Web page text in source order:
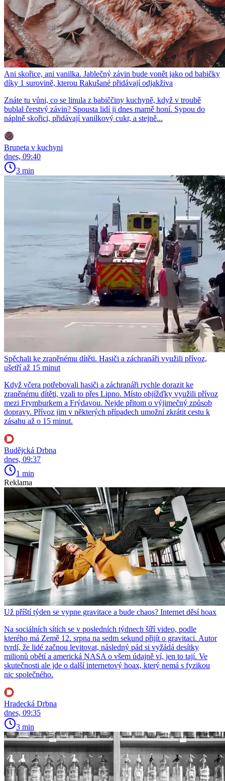
Ani skořice, ani vanilka. Jablečný závin bude vonět jako od babičky
díky 1 surovině, kterou Rakušané přidávají odjakživa
Znáte tu vůni, co se linula z babiččiny kuchyně, když v troubě
bublal čerstvý závin? Spousta lidí ji dnes marně honí. Sypou do
náplně skořici, přidávají vanilkový cukr, a stejně...
Bruneta v kuchyni
dnes, 09:40
3 min
Spěchali ke zraněnému dítěti. Hasiči a záchranáři využili přívoz,
ušetří až 15 minut
Když včera potřebovali hasiči a záchranáři rychle dorazit ke
zraněnému dítěti, vzali to přes Lipno. Místo objížďky využili přívoz
mezi Frymburkem a Frýdavou. Nejde přitom o výjimečný způsob
dopravy. Přívoz jim v některých případech umožní zkrátit cestu k
zásahu až o 15 minut.
Budějcká Drbna
dnes, 09:37
1 min
Reklama
Už příští týden se vypne gravitace a bude chaos? Internet děsí hoax
Na sociálních sítích se v posledních týdnech šíří video, podle
kterého má Země 12. srpna na sedm sekund přijít o gravitaci. Autor
tvrdí, že lidé začnou levitovat, následný pád si vyžádá desítky
milionů obětí a americká NASA o všem údajně ví, jen to tají. Ve
skutečnosti ale jde o další internetový hoax, který nemá s fyzikou
nic společného.
Hradecká Drbna
dnes, 09:35
3 min